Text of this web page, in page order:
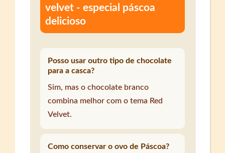
velvet - especial páscoa
delicioso
Posso usar outro tipo de chocolate
para a casca?
Sim, mas o chocolate branco
combina melhor com o tema Red
Velvet.
Como conservar o ovo de Páscoa?